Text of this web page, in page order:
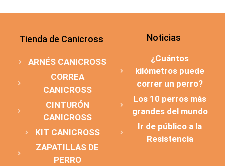
Tienda de Canicross
ARNÉS CANICROSS
CORREA
CANICROSS
CINTURÓN
CANICROSS
KIT CANICROSS
ZAPATILLAS DE
PERRO
Noticias
¿Cuántos
kilómetros puede
correr un perro?
Los 10 perros más
grandes del mundo
Ir de público a la
Resistencia